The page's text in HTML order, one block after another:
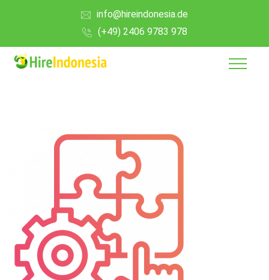
info@hireindonesia.de
(+49) 2406 9783 978